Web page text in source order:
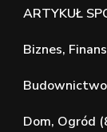
ARTYKUŁ
Biznes,
Dom, Ogród